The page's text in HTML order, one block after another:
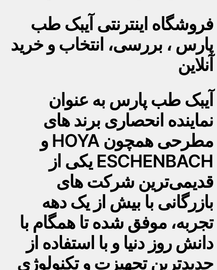
فروشگاه اینترنتی آیبک طب
پارس ، بررسی، انتخاب و خرید
آنلاین
آیبک طب پارس به عنوان
نماینده انحصاری برند های
مطرحی همچون HOYA و
ESCHENBACH یکی از
قدیمی‌ترین شرکت های
بازرگانی با بیش از یک دهه
تجربه، موفق شده تا همگام با
دانش روز دنیا و با استفاده از
جدیدترین تجهیزت و تکنولوژی